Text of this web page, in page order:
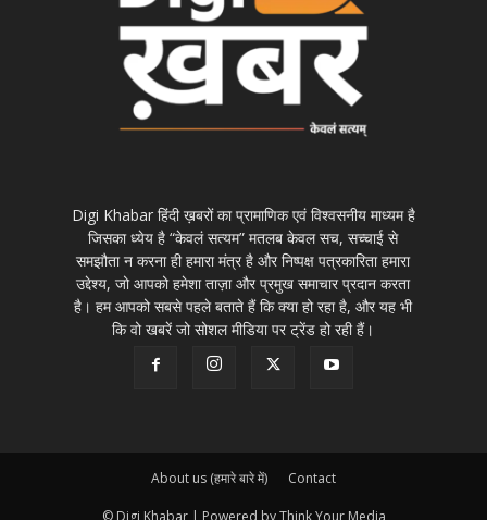
Digi Khabar हिंदी ख़बरों का प्रामाणिक एवं विश्वसनीय माध्यम है
जिसका ध्येय है “केवलं सत्यम” मतलब केवल सच, सच्चाई से
समझौता न करना ही हमारा मंत्र है और निष्पक्ष पत्रकारिता हमारा
उद्देश्य, जो आपको हमेशा ताज़ा और प्रमुख समाचार प्रदान करता
है। हम आपको सबसे पहले बताते हैं कि क्या हो रहा है, और यह भी
कि वो खबरें जो सोशल मीडिया पर ट्रेंड हो रही हैं।
About us (हमारे बारे में) Contact